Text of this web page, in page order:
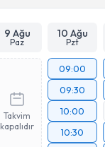
9 Ağu
Paz
10 Ağu
Pzt
Takvim
kapalıdır
09:00
09:30
10:00
10:30